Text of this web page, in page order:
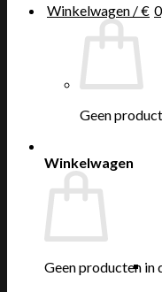
Winkelwagen /€
Geen
Winkelwagen
Geen producten in